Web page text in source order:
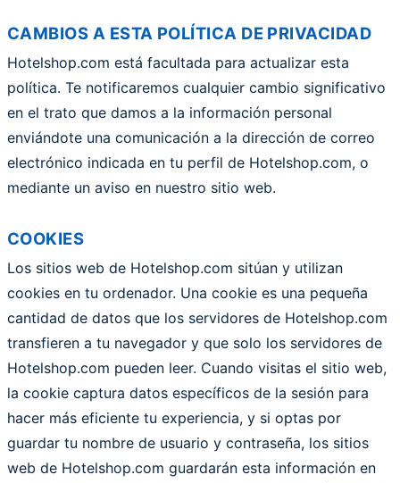
CAMBIOS A ESTA POLÍTICA DE PRIVACIDAD
Hotelshop.com está facultada para actualizar esta
política. Te notificaremos cualquier cambio significativo
en el trato que damos a la información personal
enviándote una comunicación a la dirección de correo
electrónico indicada en tu perfil de Hotelshop.com, o
mediante un aviso en nuestro sitio web.
COOKIES
Los sitios web de Hotelshop.com sitúan y utilizan
cookies en tu ordenador. Una cookie es una pequeña
cantidad de datos que los servidores de Hotelshop.com
transfieren a tu navegador y que solo los servidores de
Hotelshop.com pueden leer. Cuando visitas el sitio web,
la cookie captura datos específicos de la sesión para
hacer más eficiente tu experiencia, y si optas por
guardar tu nombre de usuario y contraseña, los sitios
web de Hotelshop.com guardarán esta información en